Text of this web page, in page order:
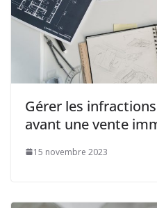
Gérer les
avant une vente
15 novembre 2023